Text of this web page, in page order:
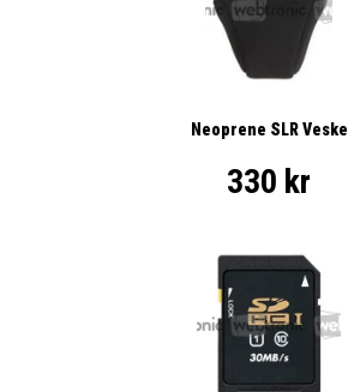
Neoprene SLR Veske
330 kr